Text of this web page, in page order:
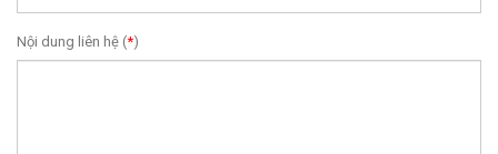
Nội dung liên hệ (*)